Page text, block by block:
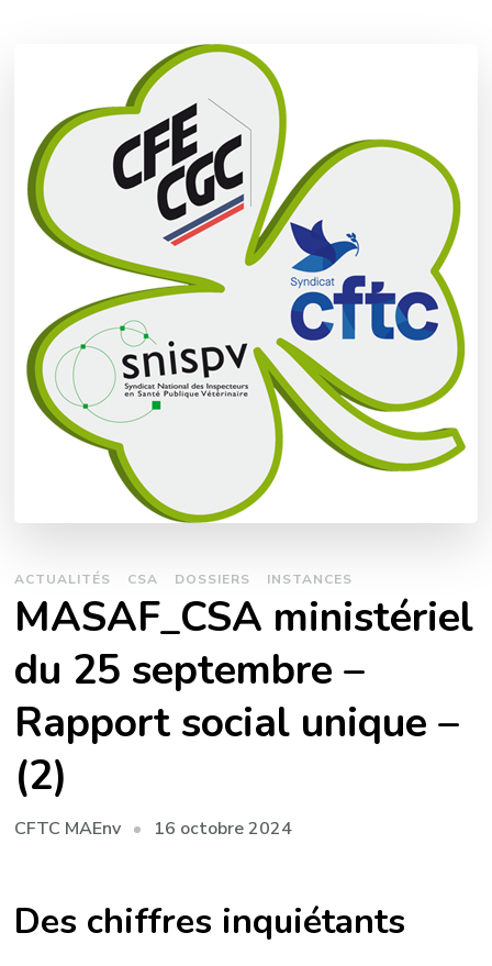
ACTUALITÉS CSA DOSSIERS INSTANCES
MASAF_CSA ministériel
du 25 septembre –
Rapport social unique –
(2)
CFTC MAEnv 16 octobre 2024
Des chiffres inquiétants